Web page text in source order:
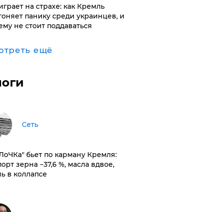
на страхе: как Кремль
панику среди украинцев, и
не стоит поддаваться
ещё
Сеть
бьет по карману Кремля:
зерна −37,6 %, масла вдвое,
в коллапсе